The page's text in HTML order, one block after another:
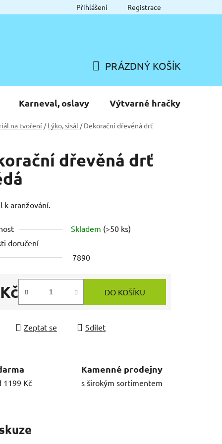
Přihlášení Registrace
KOŠÍK
PRÁZDNÝ KOŠÍK
Karneval, oslavy Výtvarné hračky
na tvoření / Lýko, sisál / Dekorační dřevěná drť
dřevěná drť
k aranžování.
Skladem (>50 ks)
doručení
7890
cena:
DO KOŠÍKU
Zeptat se Sdílet
1199 Kč
Kamenné prodejny
s širokým sortimentem